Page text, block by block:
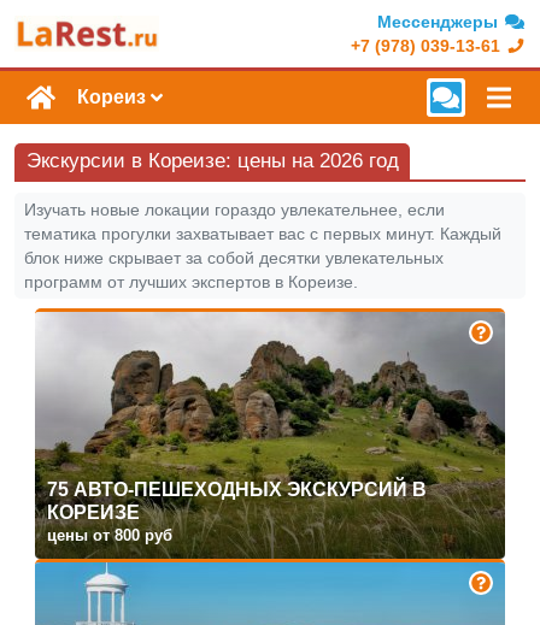
Мессенджеры
+7 (978) 039-13-61
Кореиз
Экскурсии в Кореизе: цены на 2026 год
Изучать новые локации гораздо увлекательнее, если
тематика прогулки захватывает вас с первых минут. Каждый
блок ниже скрывает за собой десятки увлекательных
программ от лучших экспертов в Кореизе.
75 АВТО-ПЕШЕХОДНЫХ ЭКСКУРСИЙ В
КОРЕИЗЕ
цены от 800 руб